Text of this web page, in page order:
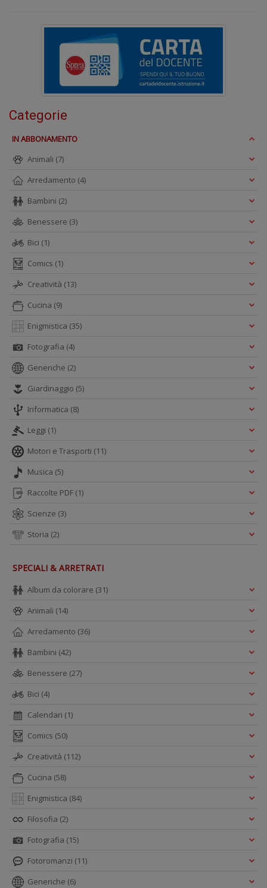
Categorie
IN ABBONAMENTO
Animali (7)
Arredamento (4)
Bambini (2)
Benessere (3)
Bici (1)
Comics (1)
Creatività (13)
Cucina (9)
Enigmistica (35)
Fotografia (4)
Generiche (2)
Giardinaggio (5)
Informatica (8)
Leggi (1)
Motori e Trasporti (11)
Musica (5)
Raccolte PDF (1)
Scienze (3)
Storia (2)
SPECIALI & ARRETRATI
Album da colorare (31)
Animali (14)
Arredamento (36)
Bambini (42)
Benessere (27)
Bici (4)
Calendari (1)
Comics (50)
Creatività (112)
Cucina (58)
Enigmistica (84)
Filosofia (2)
Fotografia (15)
Fotoromanzi (11)
Generiche (6)